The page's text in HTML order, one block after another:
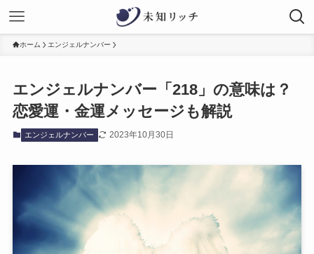
ホーム エンジェルナンバー
エンジェルナンバー「218」の意味は？
恋愛運・金運メッセージも解説
エンジェルナンバー 2023年10月30日